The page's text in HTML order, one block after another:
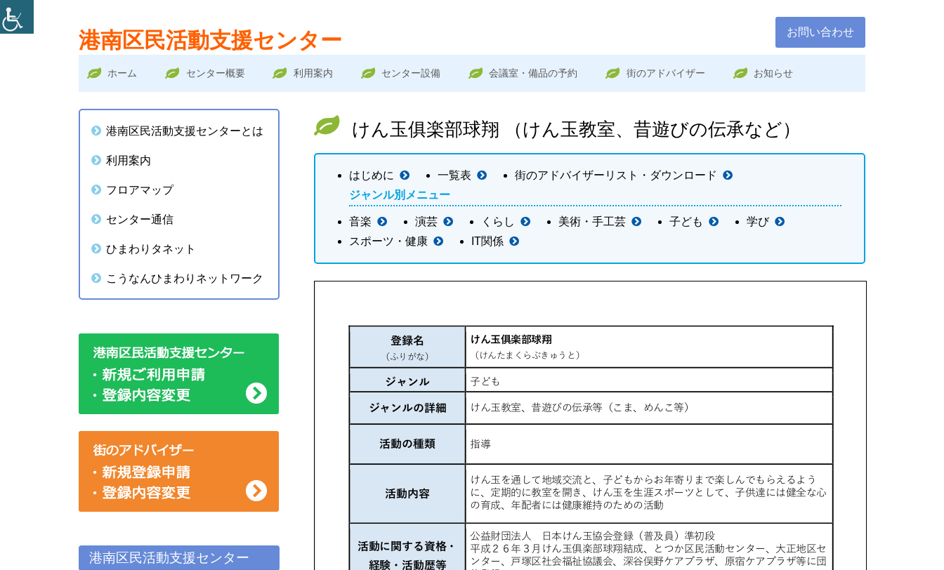
コ
港南区民活動支援センター お問い合わせ
メ
ン
メ
ニ
ュ
ー
ホーム センター概要 利用案内 センター設備 会議室・備品の予約 街のアドバイザー お知らせ
けん玉俱楽部球翔 （けん玉教室、昔遊びの伝承など）
はじめに 一覧表
街のアドバイザーリスト・ダウンロード
ジャンル別メニュー
音楽 演芸 くらし 美術・手工芸 子ども
学び
スポーツ・健康
IT関係
メ
イ
ン
サ
イ
ド
バ
ー
港南区民活動支援センターとは
利用案内
フロアマップ
センター通信
ひまわりタネット
こうなんひまわりネットワーク
港南区民活動支援センター